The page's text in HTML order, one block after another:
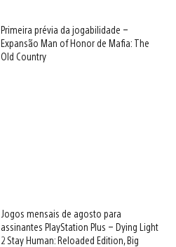
Primeira prévia da jogabilidade –
Expansão Man of Honor de Mafia: The
Old Country
Jogos mensais de agosto para
assinantes PlayStation Plus – Dying Light
2 Stay Human: Reloaded Edition, Big